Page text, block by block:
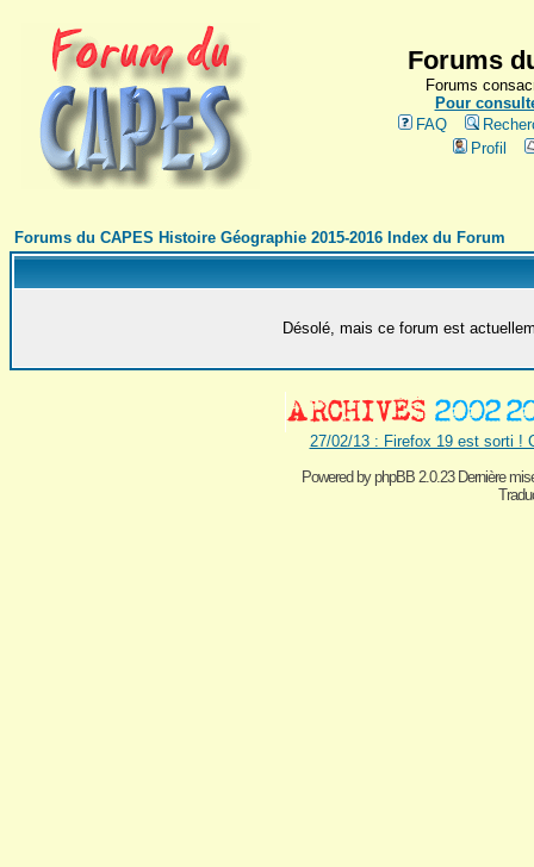
Forums
Forums
Pour
FAQ
Profil
Forums du CAPES Histoire Géographie 2015-2016 Index du Forum
Désolé, mais ce forum est
27/02/13 : Firefox 19 est sorti !
Powered byphpBB 2.0.23 Dernière